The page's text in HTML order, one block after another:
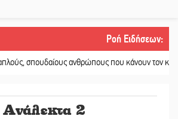
Ροή Ειδήσεων:
ανθρώπους που κάνουν τον κόσμο λίγο
Ανάλεκτα 2